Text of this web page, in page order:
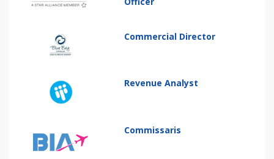
Commercial Director
Revenue Analyst
Commissaris